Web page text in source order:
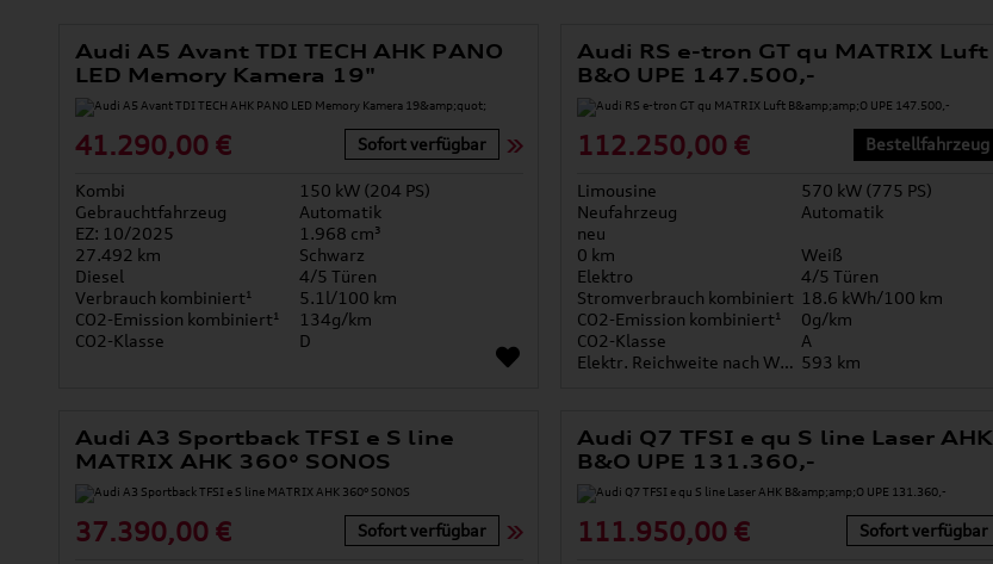
Audi A5 Avant TDI TECH AHK PANO
LED Memory Kamera 19"
41.290,00 € Sofort verfügbar
Kombi
150 kW (204 PS)
Gebrauchtfahrzeug
Automatik
EZ: 10/2025
1.968 cm³
27.492 km
Schwarz
Diesel
4/5 Türen
Verbrauch kombiniert¹
5.1l/100 km
CO2-Emission kombiniert¹
134g/km
CO2-Klasse
D
Audi RS e-tron GT qu MATRIX Luft
B&O UPE 147.500,-
112.250,00 € Bestellfahrzeug
Limousine
570 kW (775 PS)
Neufahrzeug
Automatik
neu
0 km
Weiß
Elektro
4/5 Türen
Stromverbrauch kombiniert 18.6 kWh/100 km
CO2-Emission kombiniert¹
0g/km
CO2-Klasse
A
Elektr. Reichweite nach WLTP* 593 km
Audi A3 Sportback TFSI e S line
MATRIX AHK 360° SONOS
37.390,00 € Sofort verfügbar
Audi Q7 TFSI e qu S line Laser AHK
B&O UPE 131.360,-
111.950,00 € Sofort verfügbar